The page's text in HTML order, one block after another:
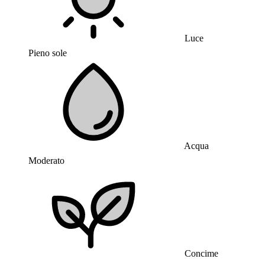
Luce
Pieno sole
Acqua
Moderato
Concime